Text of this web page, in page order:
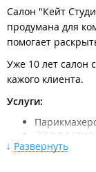
Салон "Кейт
продумана для
помогает
Уже 10 лет салон
кажого клиента.
Услуги:
Услуги
Ногтевой
Развернуть